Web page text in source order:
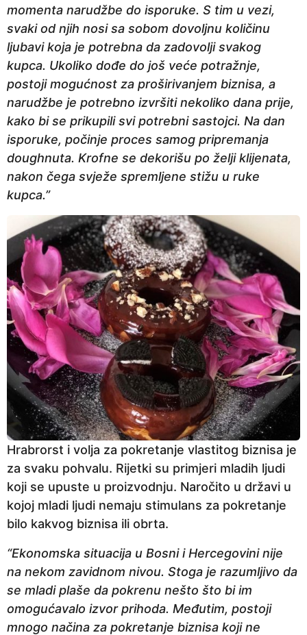
momenta narudžbe do isporuke. S tim u vezi,
svaki od njih nosi sa sobom dovoljnu količinu
ljubavi koja je potrebna da zadovolji svakog
kupca. Ukoliko dođe do još veće potražnje,
postoji mogućnost za proširivanjem biznisa, a
narudžbe je potrebno izvršiti nekoliko dana prije,
kako bi se prikupili svi potrebni sastojci. Na dan
isporuke, počinje proces samog pripremanja
doughnuta. Krofne se dekorišu po želji klijenata,
nakon čega svježe spremljene stižu u ruke
kupca.”
Hrabrorst i volja za pokretanje vlastitog biznisa je
za svaku pohvalu. Rijetki su primjeri mladih ljudi
koji se upuste u proizvodnju. Naročito u državi u
kojoj mladi ljudi nemaju stimulans za pokretanje
bilo kakvog biznisa ili obrta.
“Ekonomska situacija u Bosni i Hercegovini nije
na nekom zavidnom nivou. Stoga je razumljivo da
se mladi plaše da pokrenu nešto što bi im
omogućavalo izvor prihoda. Međutim, postoji
mnogo načina za pokretanje biznisa koji ne